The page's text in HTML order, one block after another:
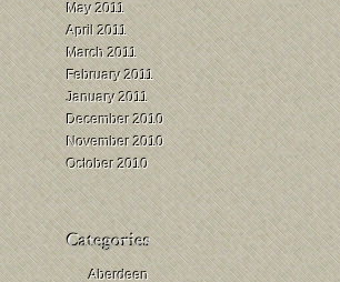
May 2011
April 2011
March 2011
February 2011
January 2011
December 2010
November 2010
October 2010
Aberdeen